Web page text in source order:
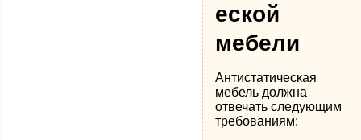
еской
мебели
Антистатическая
мебель должна
отвечать следующим
требованиям: